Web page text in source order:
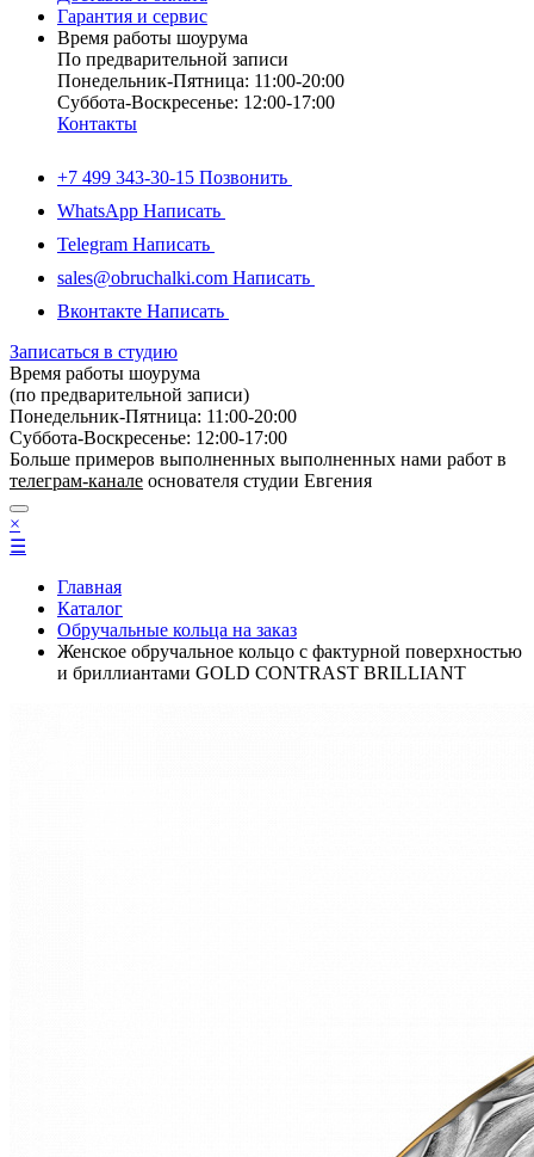
Гарантия и сервис
Время работы шоурума
По предварительной записи
Понедельник-Пятница: 11:00-20:00
Суббота-Bоcкресенье: 12:00-17:00
Контакты
+7 499 343-30-15 Позвонить
WhatsApp Написать
Telegram Написать
sales@obruchalki.com Написать
Вконтакте Написать
Записаться в студию
Время работы шоурума
(по предварительной записи)
Понедельник-Пятница: 11:00-20:00
Суббота-Bоcкресенье: 12:00-17:00
Больше примеров выполненных выполненных нами работ в
телеграм-канале основателя студии Евгения
×
☰
Главная
Каталог
Обручальные кольца на заказ
Женское обручальное кольцо с фактурной поверхностью
и бриллиантами GOLD CONTRAST BRILLIANT